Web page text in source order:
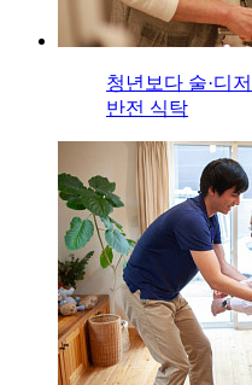
청년보다 술·디
반전 식탁